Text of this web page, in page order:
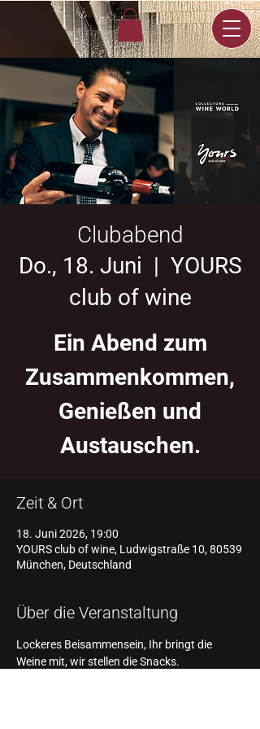
Clubabend
Do., 18. Juni
  |
YOURS
club of wine
Ein Abend zum
Zusammenkommen,
Genießen und
Austauschen.
Zeit & Ort
18. Juni 2026, 19:00
YOURS club of wine, Ludwigstraße 10, 80539
München, Deutschland
Über die Veranstaltung
Lockeres Beisammensein, Ihr bringt die
Weine mit, wir stellen die Snacks.